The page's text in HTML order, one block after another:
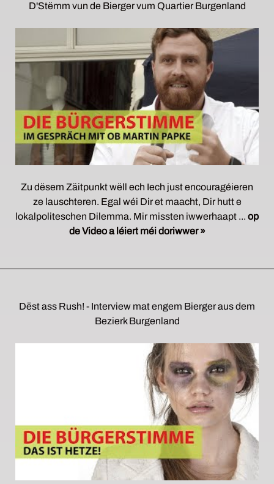
D'Stëmm vun de Bierger vum Quartier Burgenland
Zu dësem Zäitpunkt wëll ech Iech just encouragéieren
ze lauschteren. Egal wéi Dir et maacht, Dir hutt e
lokalpoliteschen Dilemma. Mir missten iwwerhaapt ... op
de Video a léiert méi doriwwer »
Dëst ass Rush! - Interview mat engem Bierger aus dem
Bezierk Burgenland